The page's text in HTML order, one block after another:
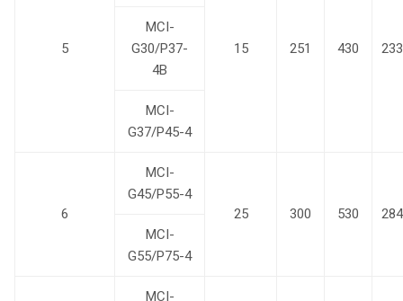
5 15 251 430 233
MCI-
G30/P37-
4B
MCI-
G37/P45-4
6
MCI-
G45/P55-4
25
300 530
284
MCI-
G55/P75-4
MCI-